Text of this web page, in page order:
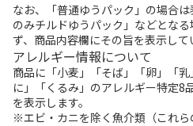
なお、「普通ゆうパック」の場合
のみチルドゆうパック」などとな
ず、商品内容欄にその旨を表示して
アレルギー情報について
商品に「小麦」「そば」「卵」「
に」「くるみ」のアレルギー特定8
を表示します。
※エビ・カニを除く魚介類（これ